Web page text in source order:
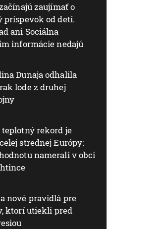
zaujímať o
príspevok od detí.
ani Sociálna
informácie nedajú
Dunaja odhalila
lode z druhej
rekord je
strednej Európy:
namerali v obci
nové pravidlá pre
ktorí utiekli pred